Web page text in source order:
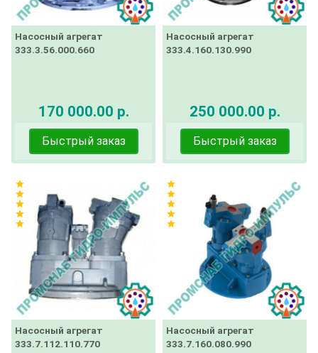
Насосный агрегат
333.3.56.000.660
170 000.00 р.
Быстрый заказ
Насосный агрегат
333.4.160.130.990
250 000.00 р.
Быстрый заказ
Насосный агрегат
333.7.112.110.770
star
star
star
star
star
Насосный агрегат
333.7.160.080.990
star
star
star
star
star